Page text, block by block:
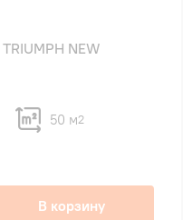
NEW
50 м2
В корзину